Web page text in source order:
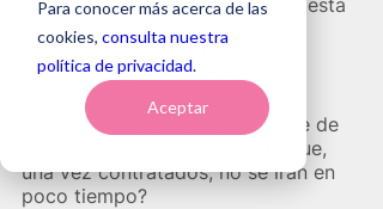
Para conocer más acerca de las
cookies, consulta nuestra
política de privacidad.
Aceptar
Una empresa con alta rotación está
en serios aprietos. Necesita
encontrar colaboradores
comprometidos, talentosos y
mantener esa motivación en el
tiempo, pero ¿cómo asegurarse de
que aceptarán la oferta o de que,
una vez contratados, no se irán en
poco tiempo?